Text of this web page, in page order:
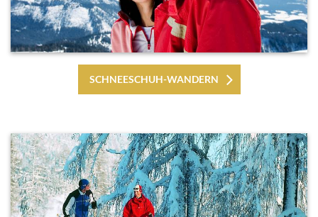
SCHNEESCHUH-WANDERN